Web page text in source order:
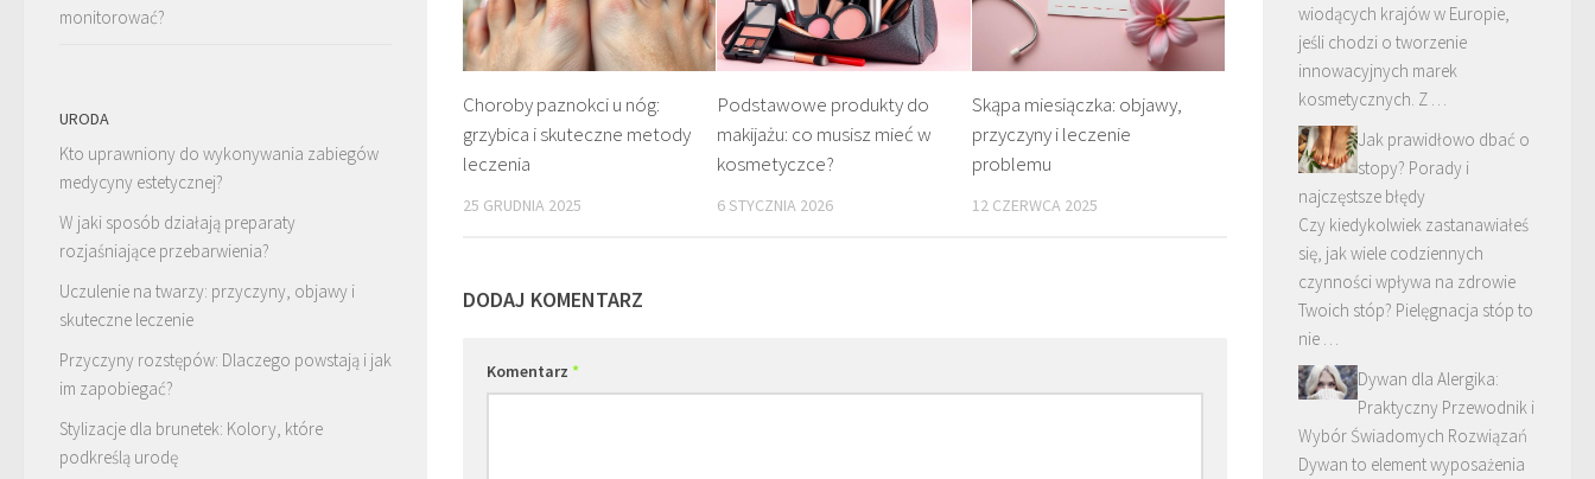
Choroby paznokci u nóg:
grzybica i skuteczne metody
leczenia
25 GRUDNIA 2025
Podstawowe produkty do
makijażu: co musisz mieć w
kosmetyczce?
6 STYCZNIA 2026
Skąpa miesiączka: objawy,
przyczyny i leczenie
problemu
12 CZERWCA 2025
DODAJ KOMENTARZ
Komentarz *
monitorować?
URODA
Kto uprawniony do wykonywania zabiegów
medycyny estetycznej?
W jaki sposób działają preparaty
rozjaśniające przebarwienia?
Uczulenie na twarzy: przyczyny, objawy i
skuteczne leczenie
Przyczyny rozstępów: Dlaczego powstają i jak
im zapobiegać?
Stylizacje dla brunetek: Kolory, które
podkreślą urodę
wiodących krajów w Europie,
jeśli chodzi o tworzenie
innowacyjnych marek
kosmetycznych. Z …
Jak prawidłowo dbać o
stopy? Porady i
najczęstsze błędy
Czy kiedykolwiek zastanawiałeś
się, jak wiele codziennych
czynności wpływa na zdrowie
Twoich stóp? Pielęgnacja stóp to
nie …
Dywan dla Alergika:
Praktyczny Przewodnik i
Wybór Świadomych Rozwiązań
Dywan to element wyposażenia